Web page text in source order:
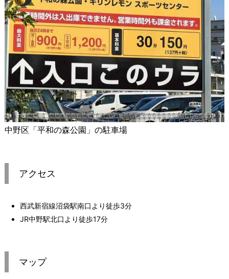
中野区「平和の森公園」の駐車場
アクセス
西武新宿線沼袋駅南口より徒歩3分
JR中野駅北口より徒歩17分
マップ